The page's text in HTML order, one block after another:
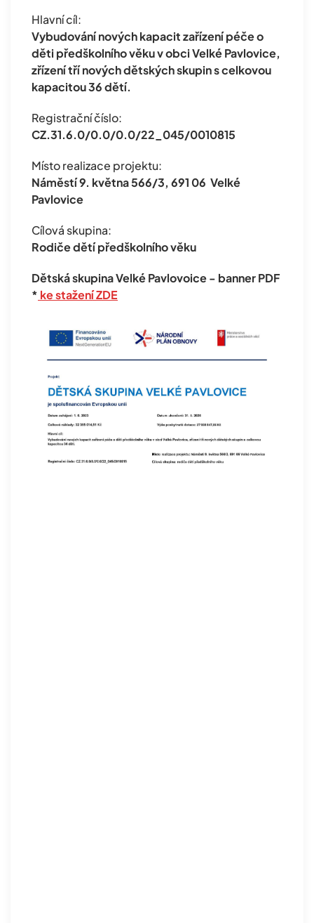
Hlavní cíl:
Vybudování nových kapacit zařízení péče o
děti předškolního věku v obci Velké Pavlovice,
zřízení tří nových dětských skupin s celkovou
kapacitou 36 dětí.
Registrační číslo:
CZ.31.6.0/0.0/0.0/22_045/0010815
Místo realizace projektu:
Náměstí 9. května 566/3, 691 06 Velké
Pavlovice
Cílová skupina:
Rodiče dětí předškolního věku
Dětská skupina Velké Pavlovoice - banner PDF
* ke stažení ZDE